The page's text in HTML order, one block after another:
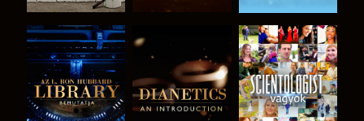
A SOROZAT
RÉSZEI
A SOROZAT
RÉSZEI
MŰSORNÉZÉS